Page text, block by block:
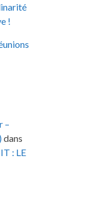
!
–
dans
: LE